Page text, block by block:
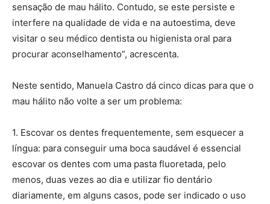
sensação de mau hálito. Contudo, se este persiste e
interfere na qualidade de vida e na autoestima, deve
visitar o seu médico dentista ou higienista oral para
procurar aconselhamento”, acrescenta.
Neste sentido, Manuela Castro dá cinco dicas para que o
mau hálito não volte a ser um problema:
1. Escovar os dentes frequentemente, sem esquecer a
língua: para conseguir uma boca saudável é essencial
escovar os dentes com uma pasta fluoretada, pelo
menos, duas vezes ao dia e utilizar fio dentário
diariamente, em alguns casos, pode ser indicado o uso